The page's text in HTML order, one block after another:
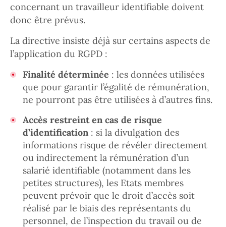
concernant un travailleur identifiable doivent
donc être prévus.
La directive insiste déjà sur certains aspects de
l’application du RGPD :
Finalité déterminée : les données utilisées
que pour garantir l’égalité de rémunération,
ne pourront pas être utilisées à d’autres fins.
Accès restreint en cas de risque
d’identification : si la divulgation des
informations risque de révéler directement
ou indirectement la rémunération d’un
salarié identifiable (notamment dans les
petites structures), les Etats membres
peuvent prévoir que le droit d’accès soit
réalisé par le biais des représentants du
personnel, de l’inspection du travail ou de